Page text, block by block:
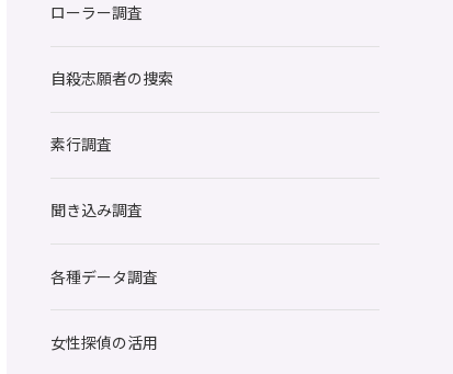
ローラー調査
自殺志願者の捜索
素行調査
聞き込み調査
各種データ調査
女性探偵の活用